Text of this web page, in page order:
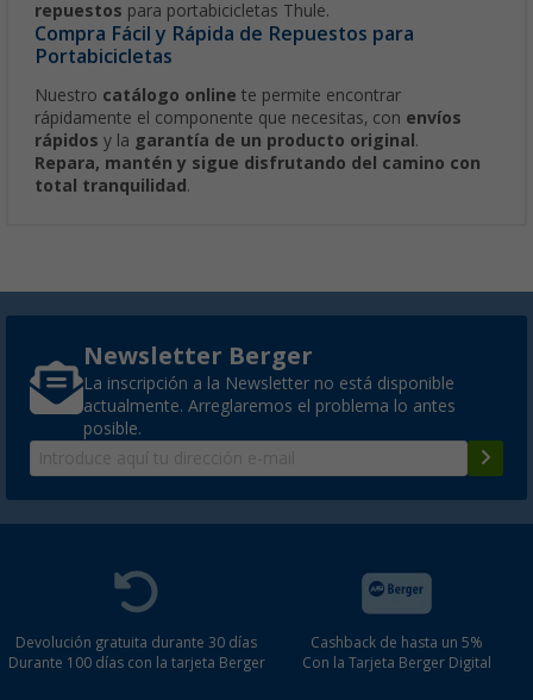
repuestos para portabicicletas Thule.
Compra Fácil y Rápida de Repuestos para
Portabicicletas
Nuestro catálogo online te permite encontrar
rápidamente el componente que necesitas, con envíos
rápidos y la garantía de un producto original .
Repara, mantén y sigue disfrutando del camino con
total tranquilidad .
Newsletter Berger
La inscripción a la Newsletter no está disponible
actualmente. Arreglaremos el problema lo antes
posible.
Devolución gratuita durante 30 días
Durante 100 días con la tarjeta Berger
Cashback de hasta un 5%
Con la Tarjeta Berger Digital